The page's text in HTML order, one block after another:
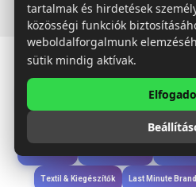
Étkezés &
Wellness
Textil & Kiegészítők Last Minute
tartalmak és hirdetések
közösségi funkciók
weboldalforgalmunk
sütik mindig aktívak.